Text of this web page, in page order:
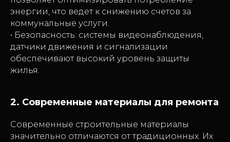
энергии, что ведет к снижению счетов за
коммунальные услуги.
• Безопасность: системы видеонаблюдения,
датчики движения и сигнализации
обеспечивают высокий уровень защиты
жилья.
2. Современные материалы для ремонта
Современные строительные материалы
значительно отличаются от традиционных. Их